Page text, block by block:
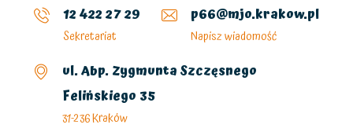
12 422 27 29
Sekretariat
p66@mjo.krakow.pl
Napisz wiadomość
ul. Abp. Zygmunta Szczęsnego
Felińskiego 35
31-236 Kraków